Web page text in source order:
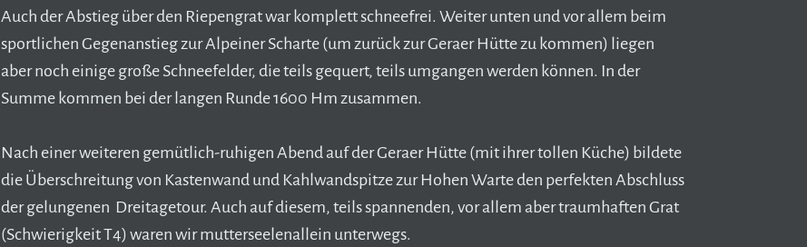
Auch der Abstieg über den Riepengrat war komplett schneefrei. Weiter unten und vor allem beim
sportlichen Gegenanstieg zur Alpeiner Scharte (um zurück zur Geraer Hütte zu kommen) liegen
aber noch einige große Schneefelder, die teils gequert, teils umgangen werden können. In der
Summe kommen bei der langen Runde 1600 Hm zusammen.
Nach einer weiteren gemütlich-ruhigen Abend auf der Geraer Hütte (mit ihrer tollen Küche) bildete
die Überschreitung von Kastenwand und Kahlwandspitze zur Hohen Warte den perfekten Abschluss
der gelungenen Dreitagetour. Auch auf diesem, teils spannenden, vor allem aber traumhaften Grat
(Schwierigkeit T4) waren wir mutterseelenallein unterwegs.